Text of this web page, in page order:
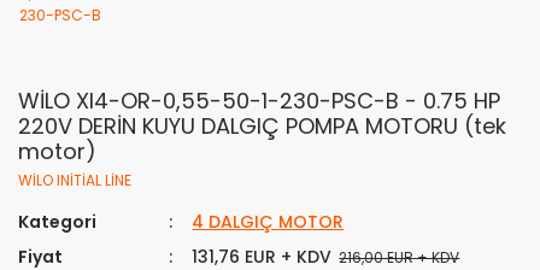
WİLO XI4-OR-0,55-50-1-230-PSC-B - 0.75 HP
220V DERİN KUYU DALGIÇ POMPA MOTORU (tek
motor)
WİLO INİTİAL LİNE
Kategori
4 DALGIÇ MOTOR
Fiyat
131,76 EUR + KDV 216,00 EUR + KDV